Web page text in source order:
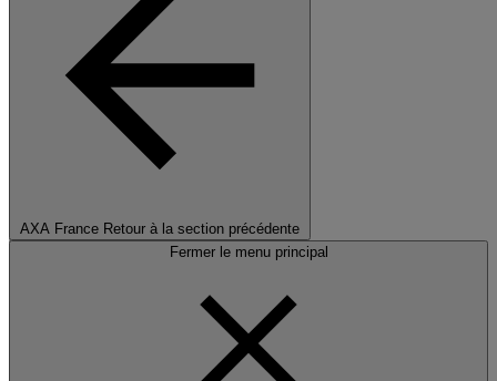
AXA France Retour à la section précédente
Fermer le menu principal